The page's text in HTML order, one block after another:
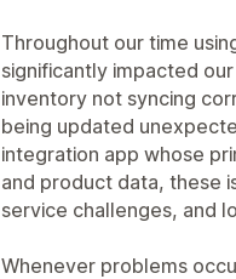
Throughout our time
significantly impacted
inventory not syncing
being updated
integration app whose
and product data, these
service challenges, and
Whenever problems